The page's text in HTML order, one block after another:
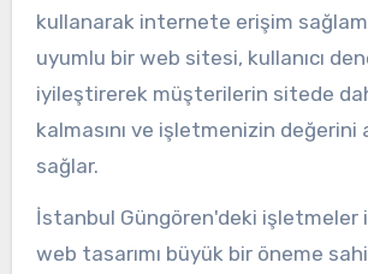
kullanarak internete erişim
uyumlu bir web sitesi, kullanıcı
iyileştirerek müşterilerin sitede
kalmasını ve işletmenizin değerini
sağlar.
İstanbul Güngören'deki işletmeler
web tasarımı büyük bir öneme